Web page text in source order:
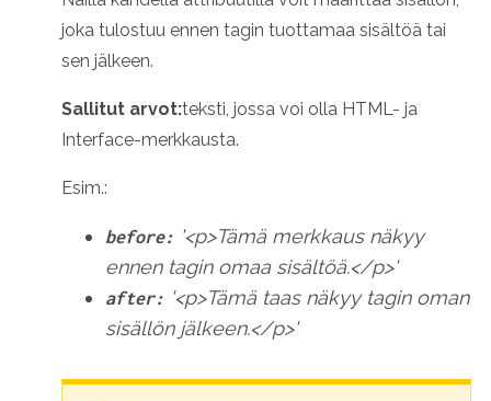
joka tulostuu ennen tagin tuottamaa sisältöä tai
sen jälkeen.
Sallitut arvot:teksti, jossa voi olla HTML- ja
Interface-merkkausta.
Esim.:
before: '<p>Tämä merkkaus näkyy
ennen tagin omaa sisältöä.</p>'
after: '<p>Tämä taas näkyy tagin oman
sisällön jälkeen.</p>'